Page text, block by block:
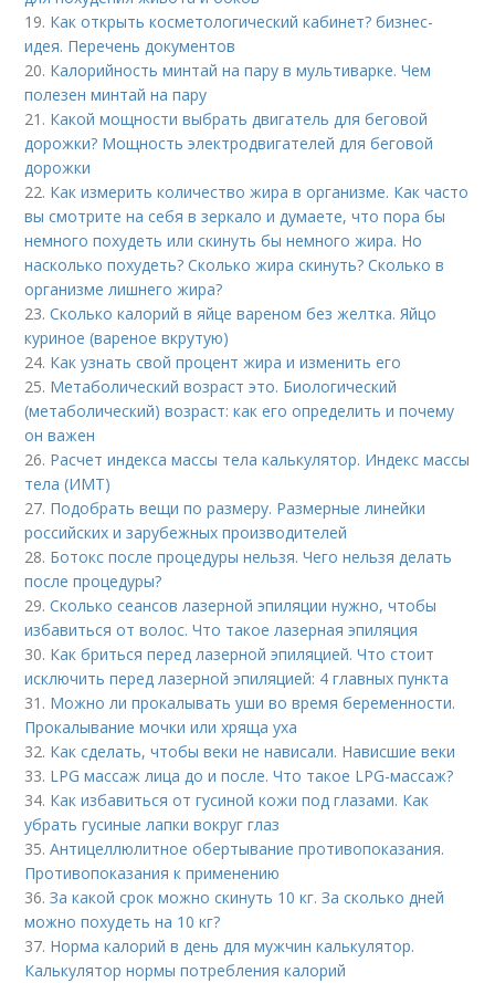
19. Как открыть косметологический кабинет? бизнес-
идея. Перечень документов
20. Калорийность минтай на пару в мультиварке. Чем
полезен минтай на пару
21. Какой мощности выбрать двигатель для беговой
дорожки? Мощность электродвигателей для беговой
дорожки
22. Как измерить количество жира в организме. Как часто
вы смотрите на себя в зеркало и думаете, что пора бы
немного похудеть или скинуть бы немного жира. Но
насколько похудеть? Сколько жира скинуть? Сколько в
организме лишнего жира?
23.Сколько калорий в яйце вареном без желтка. Яйцо
куриное (вареное вкрутую)
24. Как узнать свой процент жира и изменить его
25. Метаболический возраст это. Биологический
(метаболический) возраст: как его определить и почему
он важен
26. Расчет индекса массы тела калькулятор. Индекс массы
тела (ИМТ)
27. Подобрать вещи по размеру. Размерные линейки
российских и зарубежных производителей
28. Ботокс после процедуры нельзя. Чего нельзя делать
после процедуры?
29.Сколько сеансов лазерной эпиляции нужно, чтобы
избавиться от волос. Что такое лазерная эпиляция
30. Как бриться перед лазерной эпиляцией. Что стоит
исключить перед лазерной эпиляцией: 4 главных пункта
31. Можно ли прокалывать уши во время беременности.
Прокалывание мочки или хряща уха
32. Как сделать, чтобы веки не нависали. Нависшие веки
33. LPG массаж лица до и после. Что такое LPG-массаж?
34. Как избавиться от гусиной кожи под глазами. Как
убрать гусиные лапки вокруг глаз
35.Антицеллюлитное обертывание противопоказания.
Противопоказания к применению
36.За какой срок можно скинуть 10 кг. За сколько дней
можно похудеть на 10 кг?
37. Норма калорий в день для мужчин калькулятор.
Калькулятор нормы потребления калорий